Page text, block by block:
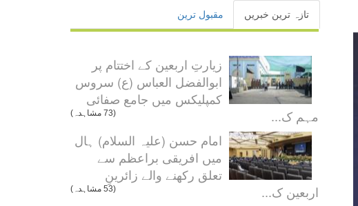
تازہ ترین خبریں مقبول ترین
زیارتِ اربعین کے اختتام پر
ابوالفضل العباس (ع) سروس
کمپلیکس میں جامع صفائی
مہم ک...
(73 مشاہدہ)
امام حسن (علیہ السلام) ہال
میں افریقی براعظم سے
تعلق رکھنے والے زائرینِ
اربعین ک...
(53 مشاہدہ)